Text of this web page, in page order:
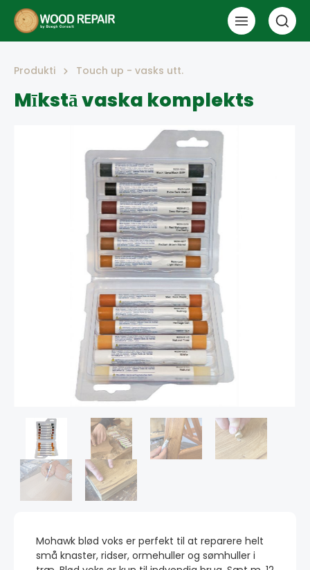
Produkti Touch up - vasks utt.
Mīkstā vaska komplekts
Mohawk blød voks er perfekt til at reparere helt
små knaster, ridser, ormehuller og sømhuller i